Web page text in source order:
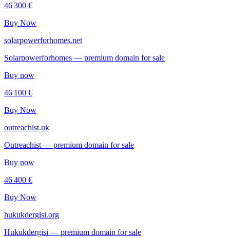
46 300 €
Buy Now
solarpowerforhomes.net
Solarpowerforhomes — premium domain for sale
Buy now
46 100 €
Buy Now
outreachist.uk
Outreachist — premium domain for sale
Buy now
46 400 €
Buy Now
hukukdergisi.org
Hukukdergisi — premium domain for sale